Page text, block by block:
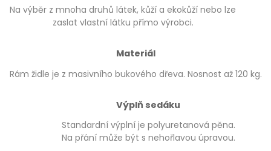
Na výběr z mnoha druhů látek, kůží a ekokůží nebo lze
zaslat vlastní látku přímo výrobci.
Materiál
Rám židle je z masivního bukového dřeva. Nosnost až 120 kg.
Výplň sedáku
Standardní výplní je polyuretanová pěna.
Na přání může být s nehořlavou úpravou.